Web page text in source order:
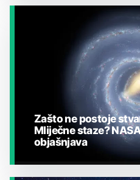
Zašto ne postoje
Mliječne staze?
objašnjava